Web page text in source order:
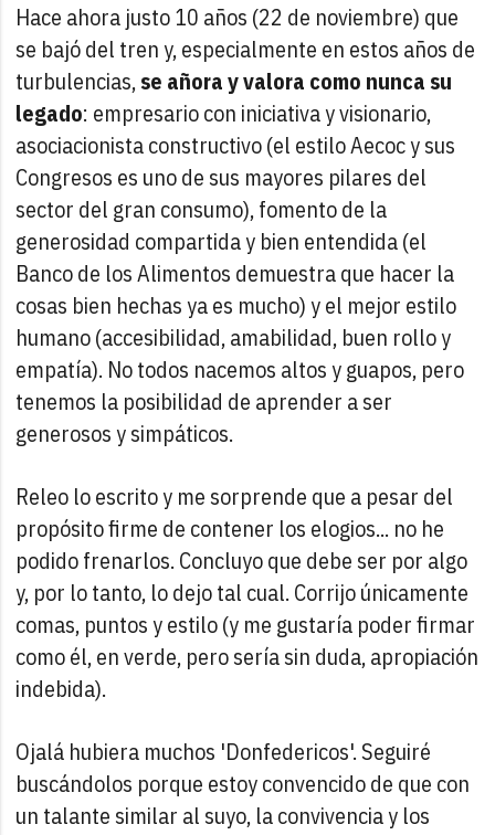
Hace ahora justo 10 años (22 de noviembre) que
se bajó del tren y, especialmente en estos años de
turbulencias,se añora y valora como nunca su
legado: empresario con iniciativa y visionario,
asociacionista constructivo (el estilo Aecoc y sus
Congresos es uno de sus mayores pilares del
sector del gran consumo), fomento de la
generosidad compartida y bien entendida (el
Banco de los Alimentos demuestra que hacer la
cosas bien hechas ya es mucho) y el mejor estilo
humano (accesibilidad, amabilidad, buen rollo y
empatía). No todos nacemos altos y guapos, pero
tenemos la posibilidad de aprender a ser
generosos y simpáticos.
Releo lo escrito y me sorprende que a pesar del
propósito firme de contener los elogios... no he
podido frenarlos. Concluyo que debe ser por algo
y, por lo tanto, lo dejo tal cual. Corrijo únicamente
comas, puntos y estilo (y me gustaría poder firmar
como él, en verde, pero sería sin duda, apropiación
indebida).
Ojalá hubiera muchos 'Donfedericos'. Seguiré
buscándolos porque estoy convencido de que con
un talante similar al suyo, la convivencia y los